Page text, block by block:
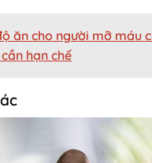
ăn cho người mỡ máu
hạn chế